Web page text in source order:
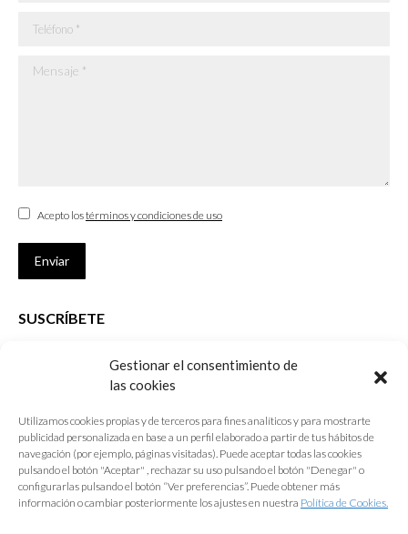
Gestionar el consentimiento de
las cookies
Utilizamos cookies propias y de terceros para fines analíticos y para mostrarte
publicidad personalizada en base a un perfil elaborado a partir de tus hábitos de
navegación (por ejemplo, páginas visitadas). Puede aceptar todas las cookies
pulsando el botón "Aceptar" , rechazar su uso pulsando el botón "Denegar" o
configurarlas pulsando el botón “Ver preferencias”. Puede obtener más
información o cambiar posteriormente los ajustes en nuestra Política de Cookies.
Teléfono *
Mensaje *
Acepto lostérminos y condiciones de uso
Enviar
SUSCRÍBETE
que desarrolla el Colegio de Arquitectos de Cádiz
E-mail *
Acepto lostérminos y condiciones de uso